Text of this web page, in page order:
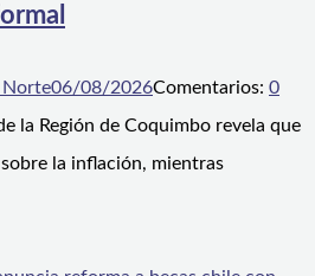
Norte06/08/2026Comentarios: 0
la Región de Coquimbo revela que
la inflación, mientras